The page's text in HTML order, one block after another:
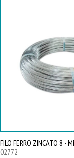
FILO FERRO ZINCATO 8 -
02772